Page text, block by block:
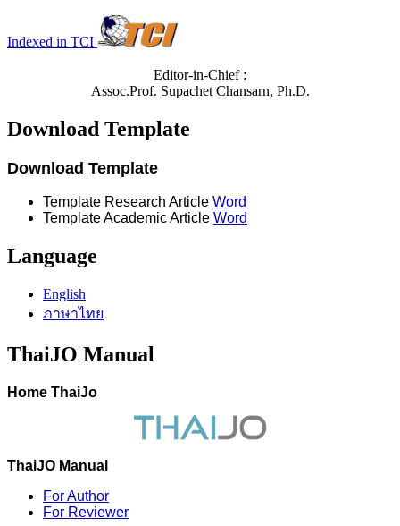
Indexed in TCI
Editor-in-Chief :
Assoc.Prof. Supachet Chansarn, Ph.D.
Download Template
Download Template
Template Research Article Word
Template Academic Article Word
Language
English
ภาษาไทย
ThaiJO Manual
Home ThaiJo
ThaiJO Manual
For Author
For Reviewer